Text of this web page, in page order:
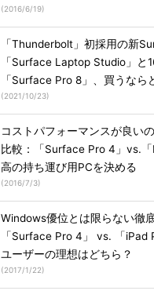
(2016/6/19)
「Thunderbolt」初採用の新
「Surface Laptop Studio」と
「Surface Pro 8」、買うなら
(2021/10/23)
コストパフォーマンスが良い
比較：「Surface Pro 4」vs.
高の持ち運び用PCを決める
(2016/7/3)
Windows優位とは限らない徹
「Surface Pro 4」 vs. 「
ユーザーの理想はどちら？
(2017/1/22)